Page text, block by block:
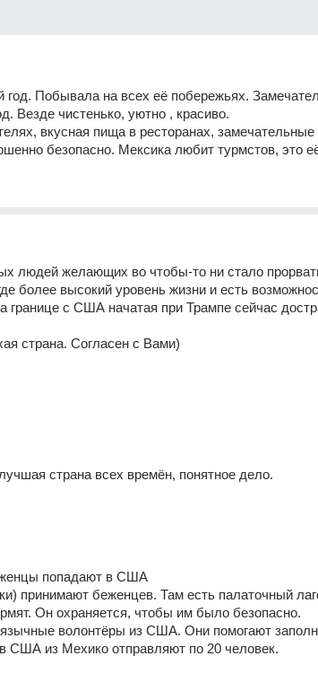
Побывала на всех её побережьях.
Везде чистенько, уютно , красиво.
вкусная пища в ресторанах, замечательные
безопасно. Мексика любит турмстов, это
людей желающих во чтобы-то ни стало
более высокий уровень жизни и есть
границе c США начатая при Трампе сейчас
страна. Согласен с Вами)
страна всех времён, понятное дело.
попадают в США
принимают беженцев. Там есть палаточный
Он охраняется, чтобы им было безопасно.
волонтёры из США. Они помогают
США из Мехико отправляют по 20 человек.